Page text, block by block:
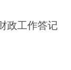
政工作答记